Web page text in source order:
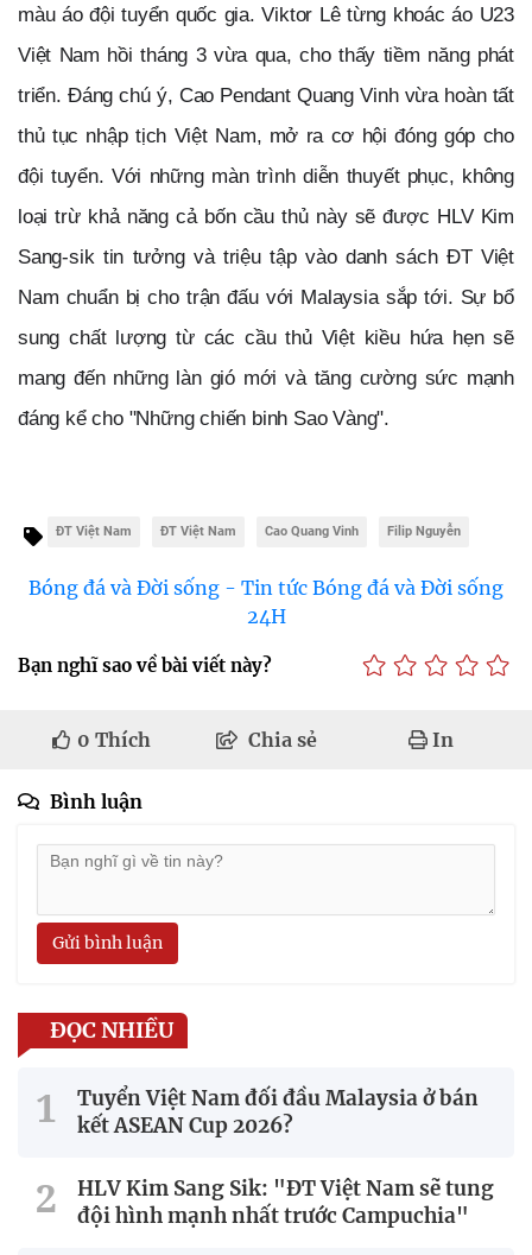
màu áo đội tuyển quốc gia. Viktor Lê từng khoác áo U23
Việt Nam hồi tháng 3 vừa qua, cho thấy tiềm năng phát
triển. Đáng chú ý, Cao Pendant Quang Vinh vừa hoàn tất
thủ tục nhập tịch Việt Nam, mở ra cơ hội đóng góp cho
đội tuyển. Với những màn trình diễn thuyết phục, không
loại trừ khả năng cả bốn cầu thủ này sẽ được HLV Kim
Sang-sik tin tưởng và triệu tập vào danh sách ĐT Việt
Nam chuẩn bị cho trận đấu với Malaysia sắp tới. Sự bổ
sung chất lượng từ các cầu thủ Việt kiều hứa hẹn sẽ
mang đến những làn gió mới và tăng cường sức mạnh
đáng kể cho "Những chiến binh Sao Vàng".
ĐT Việt Nam ĐT Việt Nam Cao Quang Vinh Filip Nguyễn
Bóng đá và Đời sống - Tin tức Bóng đá và Đời sống
24H
Bạn nghĩ sao về bài viết này?
0 Thích Chia sẻ In
Bình luận
Gửi bình luận
ĐỌC NHIỀU
Tuyển Việt Nam đối đầu Malaysia ở bán
kết ASEAN Cup 2026?
HLV Kim Sang Sik: "ĐT Việt Nam sẽ tung
đội hình mạnh nhất trước Campuchia"